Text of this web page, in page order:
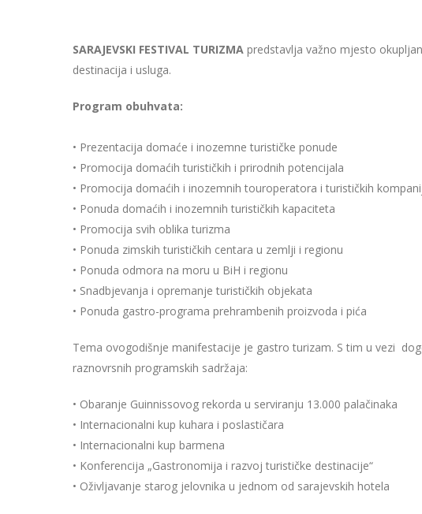
SARAJEVSKI FESTIVAL TURIZMA predstavlja važno mjesto
destinacija i usluga.
Program obuhvata:
• Prezentacija domaće i inozemne turističke ponude
• Promocija domaćih turističkih i prirodnih potencijala
• Promocija domaćih i inozemnih touroperatora i turističkih
• Ponuda domaćih i inozemnih turističkih kapaciteta
• Promocija svih oblika turizma
• Ponuda zimskih turističkih centara u zemlji i regionu
• Ponuda odmora na moru u BiH i regionu
• Snadbjevanja i opremanje turističkih objekata
• Ponuda gastro-programa prehrambenih proizvoda i pića
Tema ovogodišnje manifestacije je gastro turizam. S tim u vezi
raznovrsnih programskih sadržaja:
• Obaranje Guinnissovog rekorda u serviranju 13.000 palačinaka
• Internacionalni kup kuhara i poslastičara
• Internacionalni kup barmena
• Konferencija „Gastronomija i razvoj turističke destinacije“
• Oživljavanje starog jelovnika u jednom od sarajevskih hotela